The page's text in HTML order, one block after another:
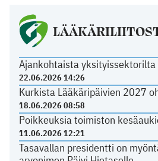
Ajankohtaista yksityissektorilta
22.06.2026 14:26
Kurkista Lääkäripäivien 2027
18.06.2026 08:58
Poikkeuksia toimiston
11.06.2026 12:21
Tasavallan presidentti on